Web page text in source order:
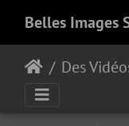
Belles Images